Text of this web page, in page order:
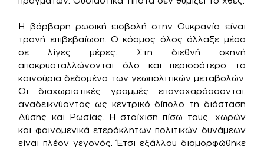
Η βάρβαρη ρωσική εισβολή στην Ουκρανία είναι
τρανή επιβεβαίωση. Ο κόσμος όλος άλλαξε μέσα
σε λίγες μέρες. Στη διεθνή σκηνή
αποκρυσταλλώνονται όλο και περισσότερο τα
καινούρια δεδομένα των γεωπολιτικών μεταβολών.
Οι διαχωριστικές γραμμές επαναχαράσσονται,
αναδεικνύοντας ως κεντρικό δίπολο τη διάσταση
Δύσης και Ρωσίας. Η στοίχιση πίσω τους, χωρών
και φαινομενικά ετερόκλητων πολιτικών δυνάμεων
είναι πλέον γεγονός. Έτσι εξάλλου διαμορφώθηκε